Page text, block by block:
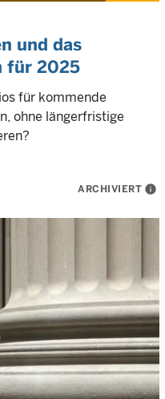
und das
für 2025
für kommende
ohne längerfristige
ARCHIVIERT info